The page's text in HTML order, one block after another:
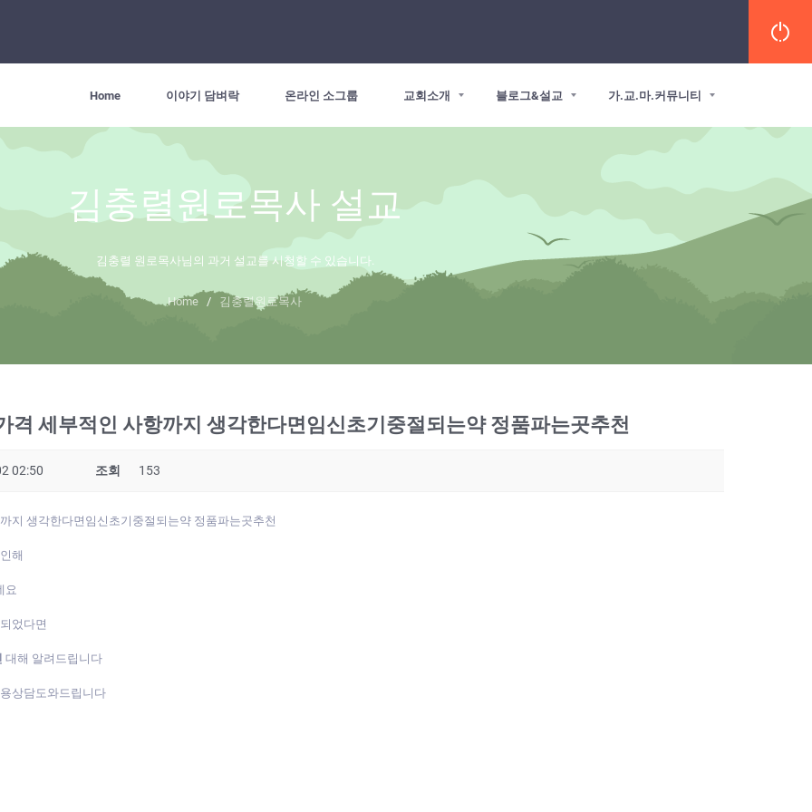
Home 이야기 담벼락 온라인 소그룹 교회소개 블로그&설교 가.교.마.커뮤니티
김충렬원로목사 설교
김충렬 원로목사님의 과거 설교를 시청할 수 있습니다.
Home / 김충렬원로목사
격 세부적인 사항까지 생각한다면임신초기중절되는약 정품파는곳추천
02:50 조회 153
지 생각한다면임신초기중절되는약 정품파는곳추천
해
요
었다면
대해 알려드립니다
상담도와드립니다